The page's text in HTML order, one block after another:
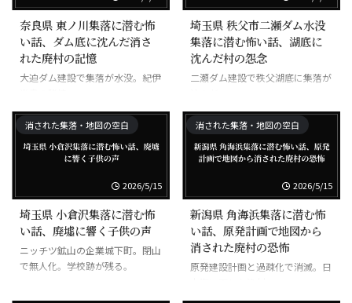
奈良県 東ノ川集落に潜む怖
い話、ダム底に沈んだ消さ
れた廃村の記憶
大迫ダム建設で集落が水没。紀伊
埼玉県 秩父市二瀬ダム水没
集落に潜む怖い話、湖底に
沈んだ村の怨念
二瀬ダム建設で秩父湖底に集落が
消された集落・地図の空白
2026/5/15
埼玉県 小倉沢集落に潜む怖
い話、廃墟に響く子供の声
ニッチツ鉱山の企業城下町。閉山
で無人化。学校跡が残る。
消された集落・地図の空白
2026/5/15
新潟県 角海浜集落に潜む怖
い話、原発計画で地図から
消された廃村の恐怖
原発建設計画と過疎化で消滅。日